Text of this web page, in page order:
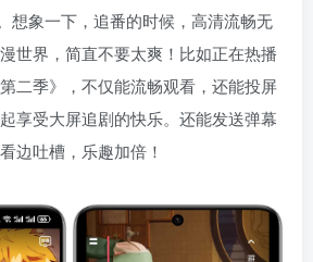
想象一下，追番的时候，高清流畅无
世界，简直不要太爽！比如正在热播
二季》，不仅能流畅观看，还能投屏
享受大屏追剧的快乐。还能发送弹幕
边吐槽，乐趣加倍！